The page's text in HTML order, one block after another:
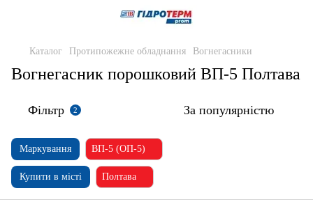
Каталог Протипожежне обладнання Вогнегасники
Вогнегасник порошковий ВП-5 Полтава
Фільтр 2 За популярністю
Маркування ВП-5 (ОП-5)
Купити в місті Полтава